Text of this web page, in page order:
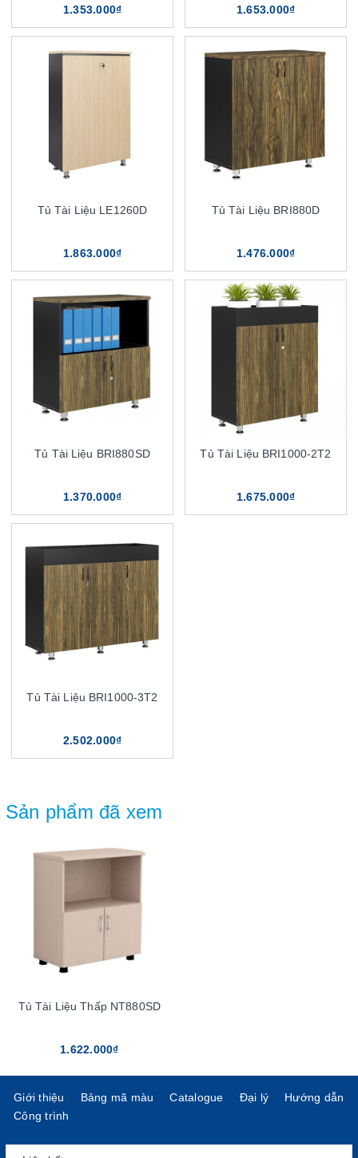
1.353.000₫ 1.653.000₫
Tủ Tài Liệu LE1260D
1.863.000₫
Tủ Tài Liệu BRI880D
1.476.000₫
Tủ Tài Liệu BRI880SD
1.370.000₫
Tủ Tài Liệu BRI1000-2T2
1.675.000₫
Tủ Tài Liệu BRI1000-3T2
2.502.000₫
Sản phẩm đã xem
Tủ Tài Liệu Thấp NT880SD
1.622.000₫
Giới thiệu Bảng mã màu Catalogue Đại lý
Hướng dẫn
Công trình